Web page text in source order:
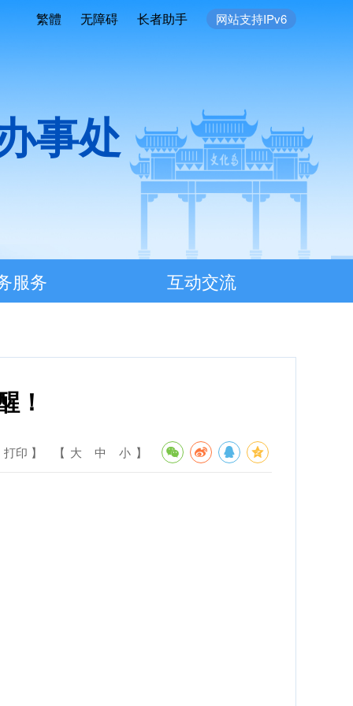
繁體 无障碍 长者助手 网站支持IPv6
事处
服务 互动交流
！
打印 】 【 大 中 小 】